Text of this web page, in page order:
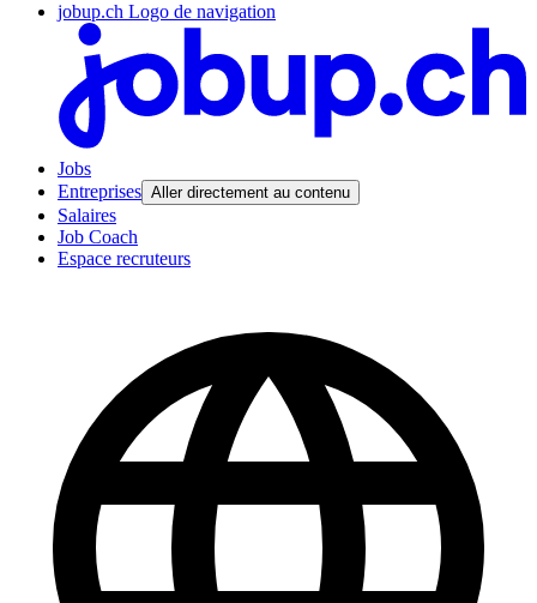
jobup.ch Logo de navigation
Jobs
Entreprises Aller directement au contenu
Salaires
Job Coach
Espace recruteurs